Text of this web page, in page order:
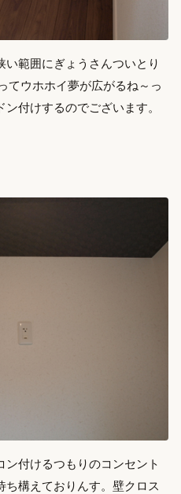
範囲にぎょうさんついとり
てウホホイ夢が広がるね～っ
付けするのでございます。
付けるつもりのコンセント
ち構えておりんす。壁クロス